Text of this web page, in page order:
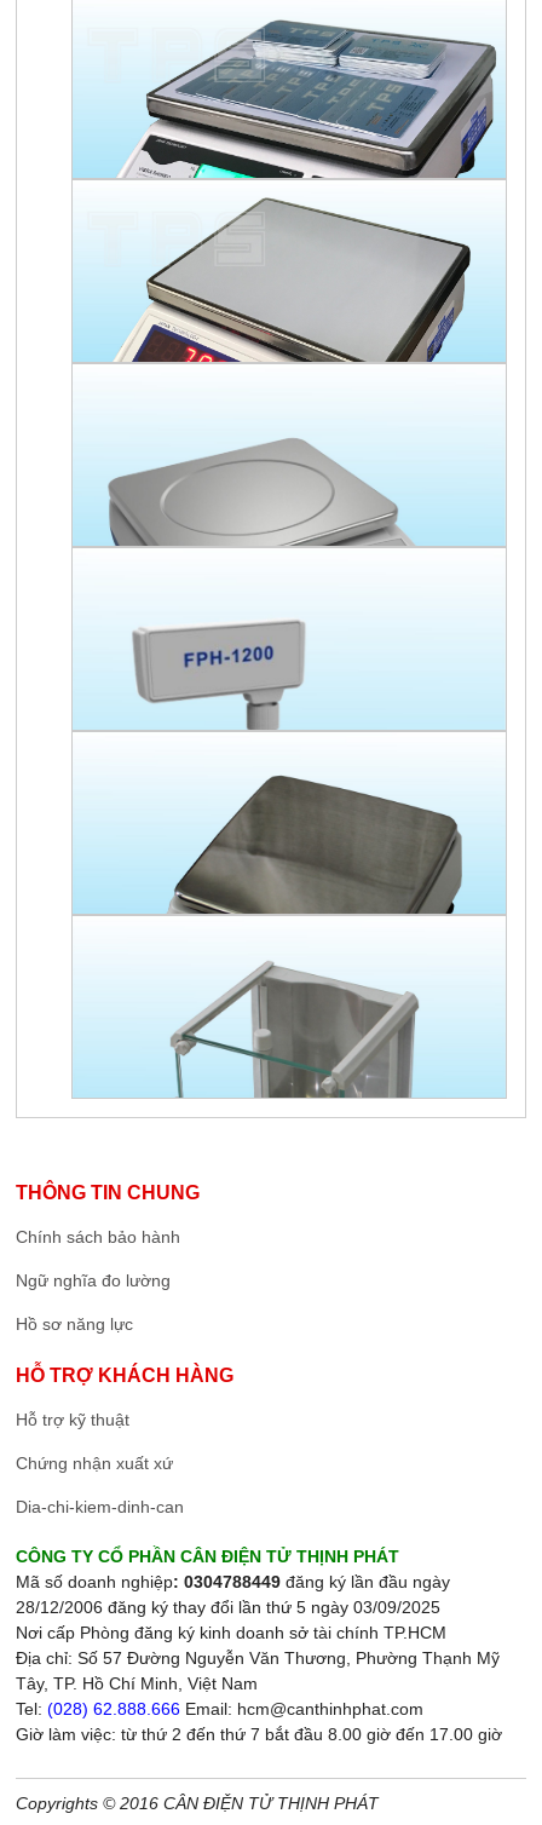
THÔNG TIN CHUNG
Chính sách bảo hành
Ngữ nghĩa đo lường
Hồ sơ năng lực
HỖ TRỢ KHÁCH HÀNG
Hỗ trợ kỹ thuật
Chứng nhận xuất xứ
Dia-chi-kiem-dinh-can
CÔNG TY CỔ PHẦN CÂN ĐIỆN TỬ THỊNH PHÁT
Mã số doanh nghiệp: 0304788449 đăng ký lần đầu ngày
28/12/2006 đăng ký thay đổi lần thứ 5 ngày 03/09/2025
Nơi cấp Phòng đăng ký kinh doanh sở tài chính TP.HCM
Địa chỉ: Số 57 Đường Nguyễn Văn Thương, Phường Thạnh Mỹ
Tây, TP. Hồ Chí Minh, Việt Nam
Tel:(028) 62.888.666 Email: hcm@canthinhphat.com
Giờ làm việc: từ thứ 2 đến thứ 7 bắt đầu 8.00 giờ đến 17.00 giờ
Copyrights © 2016 CÂN ĐIỆN TỬ THỊNH PHÁT